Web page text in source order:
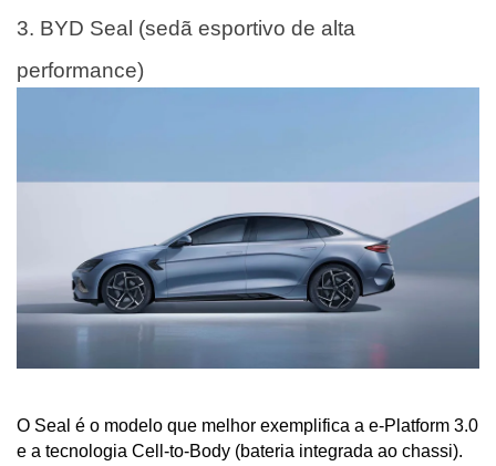
3. BYD Seal (sedã esportivo de alta
performance)
O Seal é o modelo que melhor exemplifica a e-Platform 3.0
e a tecnologia Cell-to-Body (bateria integrada ao chassi).